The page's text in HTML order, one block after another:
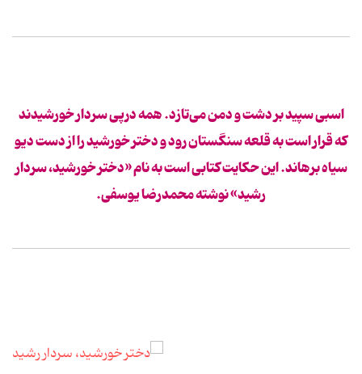
اسبی سپید بر دشت و دمن می‌تازد. همه درپی سردار خورشیدند
که قرار است به قلعه سنگستان رود و دختر خورشید را از دست دیو
سیاه برهاند. این حکایت کتابی است به نام «دختر خورشید، سردار
رشید»‌ نوشته محمدرضا یوسفی.